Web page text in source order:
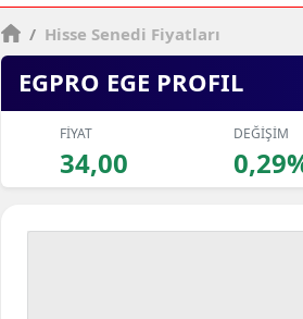
/ Hisse Senedi Fiyatları
EGPRO EGE PROFIL
FİYAT
34,00
DEĞİŞİM